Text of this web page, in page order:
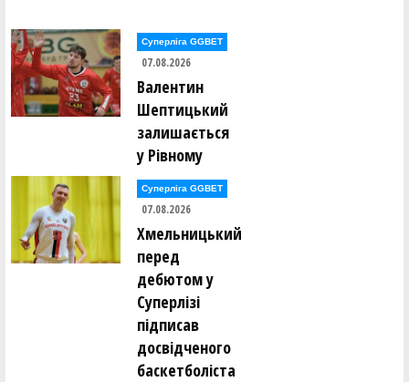
Суперліга GGBET
07.08.2026
Валентин
Шептицький
залишається
у Рівному
Суперліга GGBET
07.08.2026
Хмельницький
перед
дебютом у
Суперлізі
підписав
досвідченого
баскетболіста